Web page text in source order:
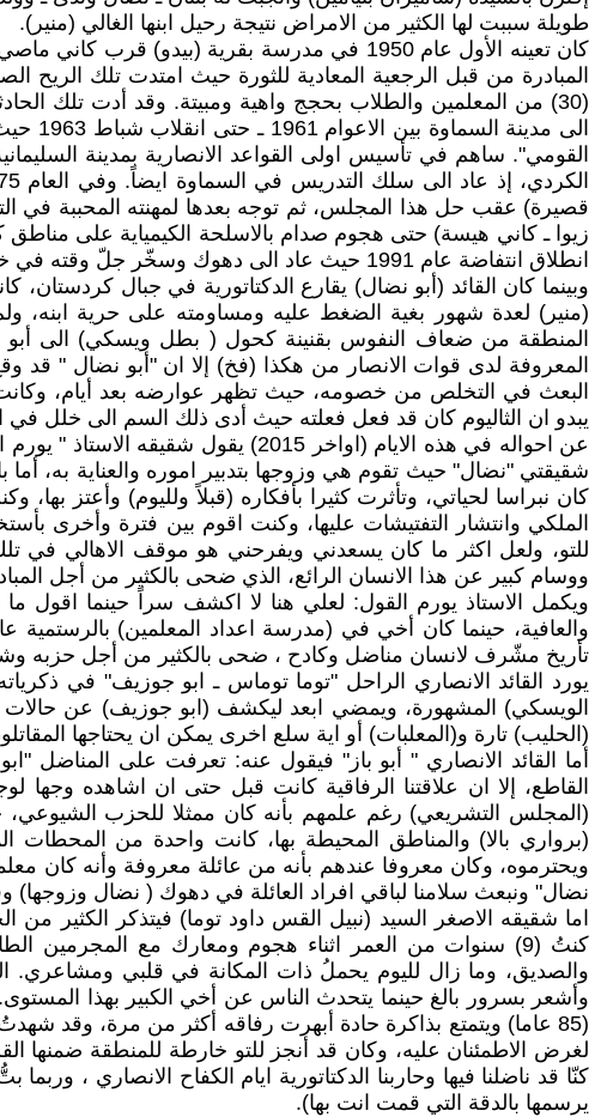
طويلة سببت لها الكثير من الامراض نتيجة رحيل ابنها الغالي (منير).
المبادرة من قبل الرجعية المعادية للثورة حيث امتدت تلك
الى
انطلاق انتفاضة عام 1991 حيث عاد الى دهوك وسخّر جلّ وقته في خدمة الحزب الشيوعي مع القائد الانصاري الراحل توما توماس ـ ابو جوزيف ـ والعديد من الكوادر والشباب .
وبينما كان القائد (أبو نضال) يقارع الدكتاتورية في جبال
(منير) لعدة شهور بغية الضغط عليه ومساومته على حرية ابنه،
المنطقة من ضعاف النفوس بقنينة كحول ( بطل ويسكي) الى أبو
المعروفة لدى قوات الانصار من هكذا (فخ) إلا ان "أبو نضال " قد
البعث في التخلص من خصومه، حيث تظهر عوارضه بعد أيام، وكانت
يبدو ان الثاليوم كان قد فعل فعلته حيث أدى ذلك السم الى خلل في
عن احواله في هذه الايام (اواخر
كان نبراسا لحياتي، وتأثرت كثيرا بأفكاره (قبلاً ولليوم) وأعتز
للتو، ولعل اكثر ما كان يسعدني ويفرحني هو موقف الاهالي في
ووسام كبير عن هذا الانسان الرائع، الذي ضحى بالكثير من أجل
ويكمل الاستاذ يورم القول: لعلي هنا لا اكشف سراً حينما اقول
تأريخ مشّرف لانسان مناضل وكادح ، ضحى بالكثير من أجل حزبه
يورد القائد الانصاري الراحل "توما توماس ـ ابو جوزيف" في
الويسكي) المشهورة، ويمضي ابعد ليكشف (ابو جوزيف) عن حالات
(الحليب) تارة و(المعلبات) أو اية سلع اخرى يمكن ان يحتاجها
أما القائد الانصاري " أبو باز" فيقول عنه: تعرفت على المناضل
القاطع، إلا ان علاقتنا الرفاقية كانت قبل حتى ان اشاهده
(المجلس التشريعي) رغم علمهم بأنه كان ممثلا للحزب
(برواري بالا) والمناطق المحيطة بها، كانت واحدة من المحطات
ويحترموه، وكان معروفا عندهم بأنه من عائلة معروفة وأنه كان معلما
نضال" ونبعث سلامنا لباقي افراد العائلة في دهوك ( نضال وزوجها)
اما شقيقه الاصغر السيد (نبيل القس داود توما) فيتذكر الكثير
كنتُ (9) سنوات من العمر اثناء هجوم ومعارك مع المجرمين
والصديق، وما زال لليوم يحملُ ذات المكانة في قلبي ومشاعري.
وأشعر بسرور بالغ حينما يتحدث الناس عن أخي الكبير بهذا
(85 عاما) ويتمتع بذاكرة حادة أبهرت رفاقه أكثر من مرة،
كنّا قد ناضلنا فيها وحاربنا الدكتاتورية ايام الكفاح الانصاري ،
يرسمها بالدقة التي قمت انت بها).